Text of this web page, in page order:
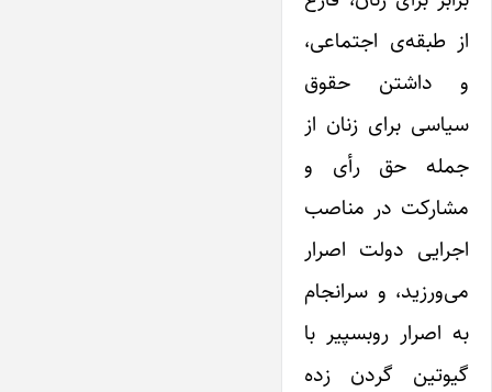
از طبقه‌ی اجتماعی،
و داشتن حقوق
سیاسی برای زنان از
جمله حق رأی و
مشارکت در مناصب
اجرایی دولت اصرار
می‌ورزید، و سرانجام
به اصرار روبسپیر با
گیوتین گردن زده